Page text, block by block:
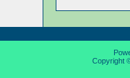
Copyright